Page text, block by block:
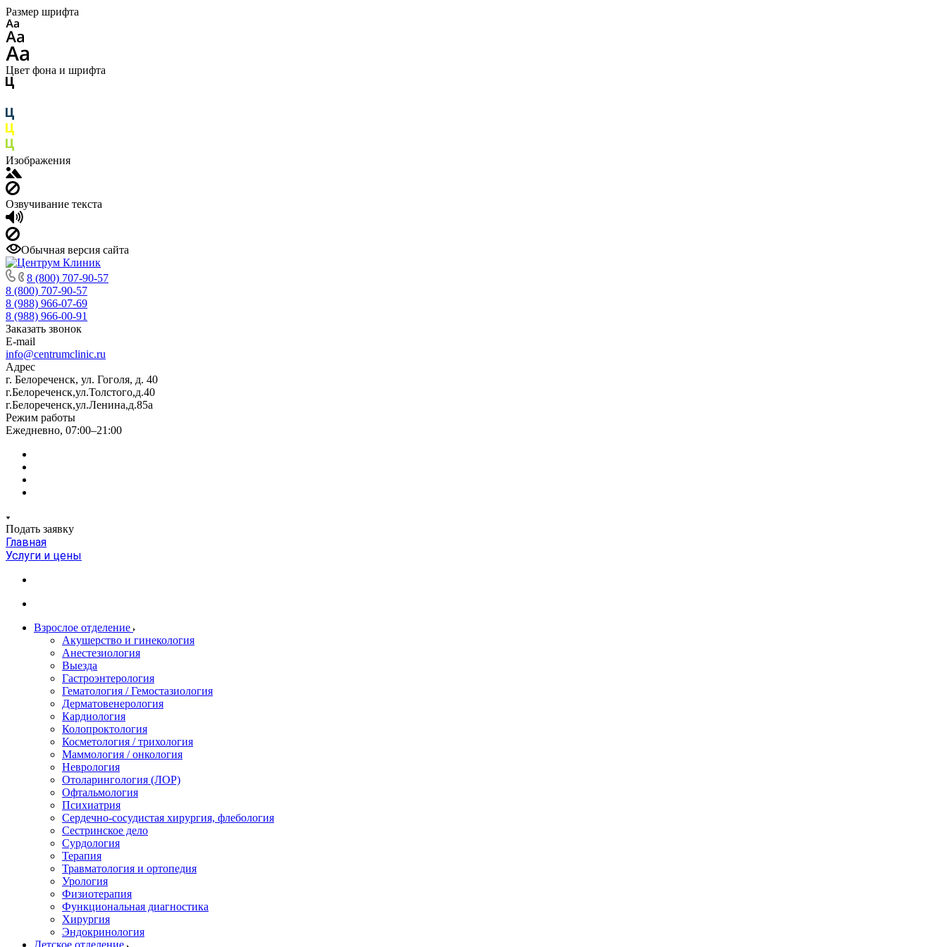
Размер шрифта
Цвет фона и шрифта
Изображения
Озвучивание текста
Обычная версия сайта
8 (800) 707-90-57
8 (800) 707-90-57
8 (988) 966-07-69
8 (988) 966-00-91
Заказать звонок
E-mail
info@centrumclinic.ru
Адрес
г. Белореченск, ул. Гоголя, д. 40
г.Белореченск,ул.Толстого,д.40
г.Белореченск,ул.Ленина,д.85а
Режим работы
Ежедневно, 07:00–21:00
Подать заявку
Главная
Услуги и цены
Взрослое отделение
Акушерство и гинекология
Анестезиология
Выезда
Гастроэнтерология
Гематология / Гемостазиология
Дерматовенерология
Кардиология
Колопроктология
Косметология / трихология
Маммология / онкология
Неврология
Отоларингология (ЛОР)
Офтальмология
Психиатрия
Сердечно-сосудистая хирургия, флебология
Сестринское дело
Сурдология
Терапия
Травматология и ортопедия
Урология
Физиотерапия
Функциональная диагностика
Хирургия
Эндокринология
Детское отделение